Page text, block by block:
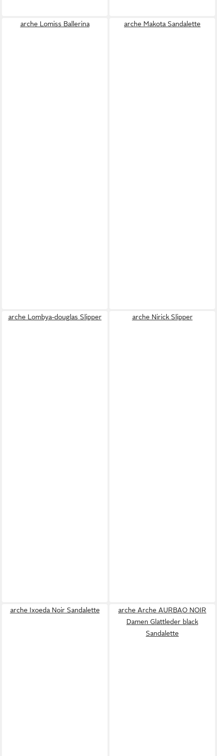
arche Lomiss Ballerina arche Makota Sandalette
arche Lombya-douglas Slipper arche Nirick Slipper
arche Ixoeda Noir Sandalette
arche Arche AURBAO NOIR
Damen Glattleder black
Sandalette